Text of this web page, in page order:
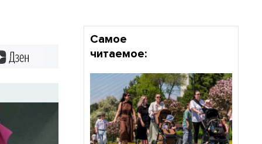
Самое
читаемое: